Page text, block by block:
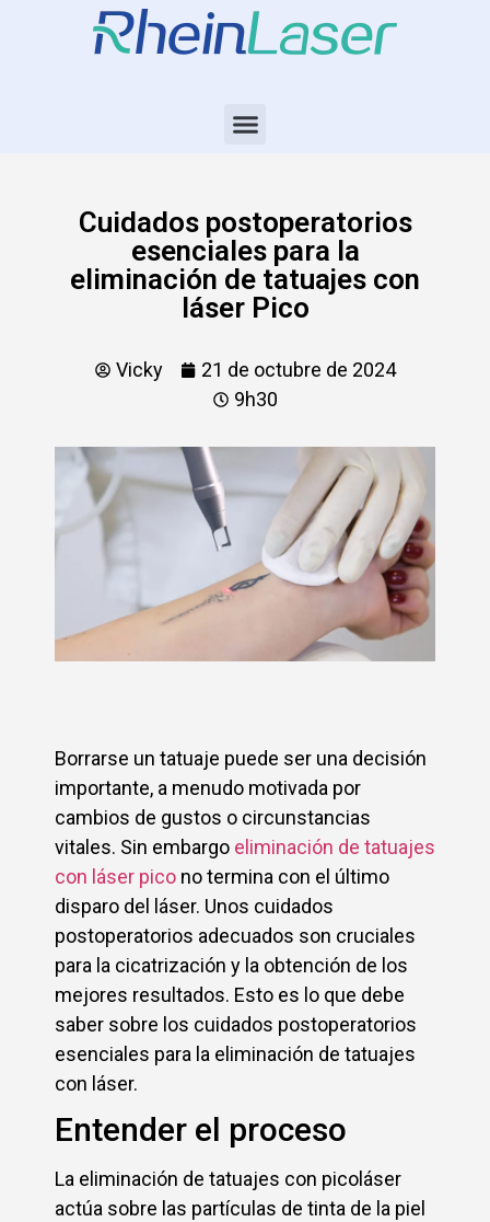
Cuidados postoperatorios
esenciales para la
eliminación de tatuajes con
láser Pico
Vicky
21 de octubre de 2024
9h30
Borrarse un tatuaje puede ser una decisión
importante, a menudo motivada por
cambios de gustos o circunstancias
vitales. Sin embargo eliminación de tatuajes
con láser pico no termina con el último
disparo del láser. Unos cuidados
postoperatorios adecuados son cruciales
para la cicatrización y la obtención de los
mejores resultados. Esto es lo que debe
saber sobre los cuidados postoperatorios
esenciales para la eliminación de tatuajes
con láser.
Entender el proceso
La eliminación de tatuajes con picoláser
actúa sobre las partículas de tinta de la piel